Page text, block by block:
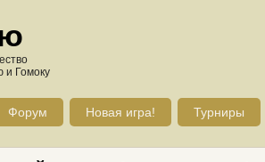
и Гомоку
Форум Новая игра! Турниры